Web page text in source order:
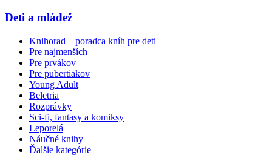
Deti a mládež
Knihorad – poradca kníh pre deti
Pre najmenších
Pre prvákov
Pre pubertiakov
Young Adult
Beletria
Rozprávky
Sci-fi, fantasy a komiksy
Leporelá
Náučné knihy
Ďalšie kategórie